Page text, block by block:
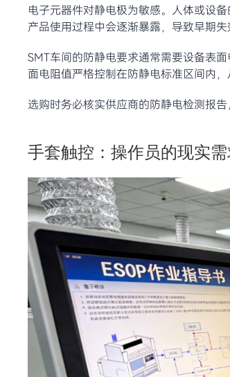
电子元器件对静电极为敏感。人体或设
产品使用过程中会逐渐暴露，导致早期失
SMT车间的防静电要求通常需要设备表
面电阻值严格控制在防静电标准区间内
选购时务必核实供应商的防静电检测报
手套触控：操作员的现实